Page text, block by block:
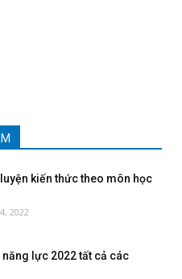
kiến thức theo môn học
2022
lực 2022 tất cả các